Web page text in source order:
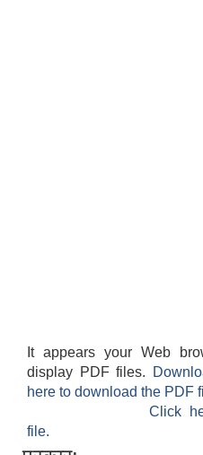
It appears your Web
display PDF files.
here to download the PDF
Click
file.